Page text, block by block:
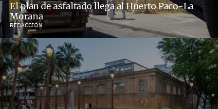
El plan de asfaltado llega al Huerto Paco-La
Morana
REDACCIÓN